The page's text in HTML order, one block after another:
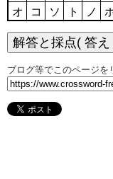
オ
コ ソ ト ノ
ブログ等でこのページを